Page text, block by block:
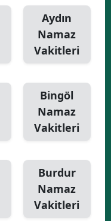
DüzceAydın
Namaz
Vakitleri
Bingöl
Namaz
Vakitleri
Burdur
Namaz
Vakitleri